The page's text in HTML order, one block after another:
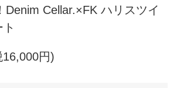
Denim Cellar.×FK ハリスツイ
円)